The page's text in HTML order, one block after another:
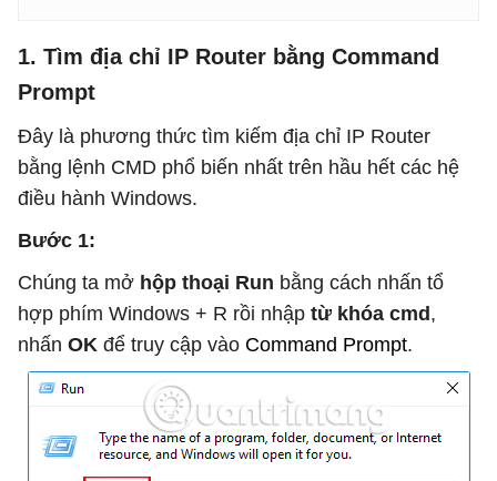
1. Tìm địa chỉ IP Router bằng Command
Prompt
Đây là phương thức tìm kiếm địa chỉ IP Router
bằng lệnh CMD phổ biến nhất trên hầu hết các hệ
điều hành Windows.
Bước 1:
Chúng ta mở hộp thoại Run bằng cách nhấn tổ
hợp phím Windows + R rồi nhập từ khóa cmd ,
nhấn OK để truy cập vào Command Prompt.